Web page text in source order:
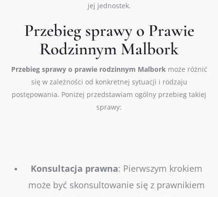
jej jednostek.
Przebieg sprawy o Prawie
Rodzinnym Malbork
Przebieg sprawy o prawie rodzinnym Malbork może różnić
się w zależności od konkretnej sytuacji i rodzaju
postępowania. Poniżej przedstawiam ogólny przebieg takiej
sprawy:
Konsultacja prawna: Pierwszym krokiem
może być skonsultowanie się z prawnikiem